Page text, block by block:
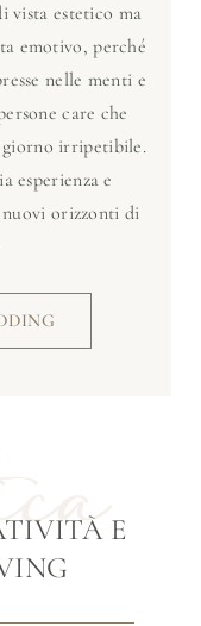
vista estetico ma
emotivo, perché
nelle menti e
care che
giorno irripetibile.
esperienza e
orizzonti di
E